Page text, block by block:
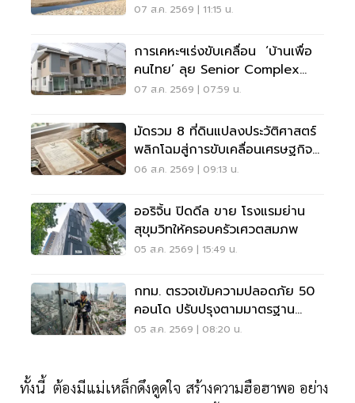
12%
07 ส.ค. 2569 | 11:15 น.
การเคหะฯเร่งขับเคลื่อน ‘บ้านเพื่อ
คนไทย’ ลุย Senior Complex
ฟื้นฟูเมือง
07 ส.ค. 2569 | 07:59 น.
มัดรวม 8 ที่ดินแปลงประวัติศาสตร์
พลิกโฉมสู่การขับเคลื่อนเศรษฐกิจ
เมือง
06 ส.ค. 2569 | 09:13 น.
ออริจิ้น ปิดดีล ขาย โรงแรมย่าน
สุขุมวิทให้ครอบครัวเศวตสมภพ
05 ส.ค. 2569 | 15:49 น.
กทม. ตรวจเข้มความปลอดภัย 50
คอนโด ปรับปรุงตามมาตรฐาน
เคร่งครัด
05 ส.ค. 2569 | 08:20 น.
ทั้งนี้ ต้องมีแม่เหล็กดึงดูดใจ สร้างความฮือฮาพอ อย่าง